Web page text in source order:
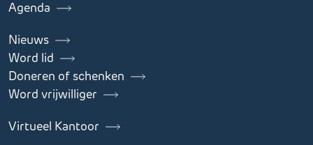
Agenda
Nieuws
Word lid
Doneren of schenken
Word vrijwilliger
Virtueel Kantoor